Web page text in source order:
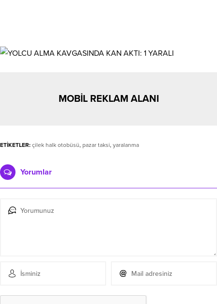
MOBİL REKLAM ALANI
ETİKETLER: çilek halk otobüsü, pazar taksi, yaralanma
Yorumlar